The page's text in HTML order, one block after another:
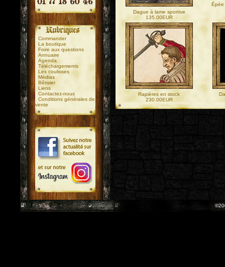
Commander
La boutique
Foire aux questions
Annuaire
Agenda
Téléchargements
Les coulisses
Médias
Bêtisier
Liens
Contactez-nous
Conditions générales de
vente
Dague à lame sportive
135.00EUR
Épée
Rapières en stock
230.00EUR